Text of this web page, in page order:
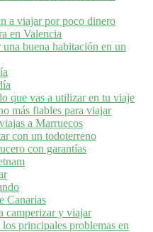
a viajar por poco dinero
en Valencia
buena habitación en un
que vas a utilizar en tu viaje
más fiables para viajar
a Marruecos
con un todoterreno
con garantías
Canarias
camperizar y viajar
principales problemas en